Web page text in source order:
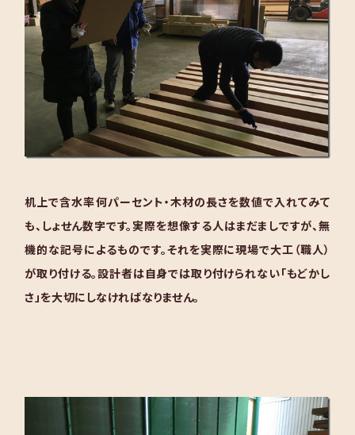
机上で含水率何パーセント・木材の長さを数値で入れてみて
も、しょせん数字です。実際を想像する人はまだましですが、無
機的な記号によるものです。それを実際に現場で大工（職人）
が取り付ける。設計者は自身では取り付けられない「もどかし
さ」を大切にしなければなりません。